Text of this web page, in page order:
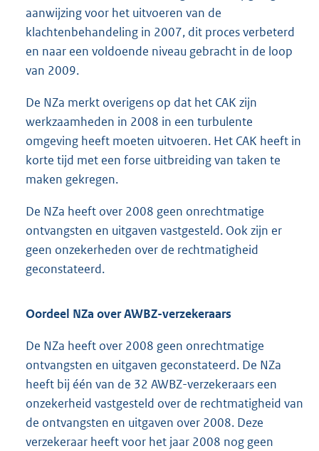
aanwijzing voor het uitvoeren van de
klachtenbehandeling in 2007, dit proces verbeterd
en naar een voldoende niveau gebracht in de loop
van 2009.
De NZa merkt overigens op dat het CAK zijn
werkzaamheden in 2008 in een turbulente
omgeving heeft moeten uitvoeren. Het CAK heeft in
korte tijd met een forse uitbreiding van taken te
maken gekregen.
De NZa heeft over 2008 geen onrechtmatige
ontvangsten en uitgaven vastgesteld. Ook zijn er
geen onzekerheden over de rechtmatigheid
geconstateerd.
Oordeel NZa over AWBZ-verzekeraars
De NZa heeft over 2008 geen onrechtmatige
ontvangsten en uitgaven geconstateerd. De NZa
heeft bij één van de 32 AWBZ-verzekeraars een
onzekerheid vastgesteld over de rechtmatigheid van
de ontvangsten en uitgaven over 2008. Deze
verzekeraar heeft voor het jaar 2008 nog geen